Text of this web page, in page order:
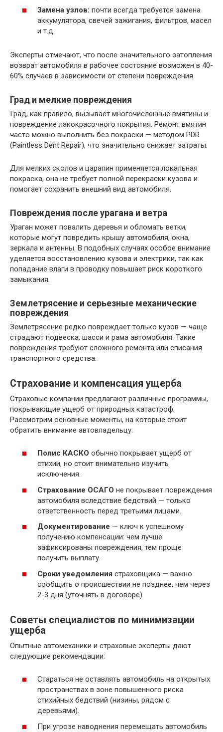
Замена узлов: почти всегда требуется замена
аккумулятора, свечей зажигания, фильтров, масел
и т.д.
Эксперты отмечают, что после значительного затопления
возврат автомобиля в рабочее состояние возможен в 40-
60% случаев в зависимости от степени повреждения.
Град и мелкие повреждения
Град, как правило, вызывает многочисленные вмятины и
повреждение лакокрасочного покрытия. Ремонт вмятин
часто можно выполнить без покраски — методом PDR
(Paintless Dent Repair), что значительно снижает затраты.
Для мелких сколов и царапин применяется локальная
покраска, она не требует полной перекраски кузова и
помогает сохранить внешний вид автомобиля.
Повреждения после урагана и ветра
Ураган может повалить деревья и обломать ветки,
которые могут повредить крышу автомобиля, окна,
зеркала и антенны. В подобных случаях особое внимание
уделяется восстановлению кузова и электрики, так как
попадание влаги в проводку повышает риск короткого
замыкания.
Землетрясение и серьезные механические
повреждения
Землетрясение редко повреждает только кузов — чаще
страдают подвеска, шасси и рама автомобиля. Такие
повреждения требуют сложного ремонта или списания
транспортного средства.
Страхование и компенсация ущерба
Страховые компании предлагают различные программы,
покрывающие ущерб от природных катастроф.
Рассмотрим основные моменты, на которые стоит
обратить внимание автовладельцу:
Полис КАСКО обычно покрывает ущерб от
стихии, но стоит внимательно изучить
исключения.
Страхование ОСАГО не покрывает повреждения
автомобиля вследствие бедствий — только
ответственность перед третьими лицами.
Документирование — ключ к успешному
получению компенсации: чем лучше
зафиксированы повреждения, тем проще
получить выплату.
Сроки уведомления страховщика — важно
сообщить о происшествии не позднее, чем через
2-3 дня (уточнять в договоре).
Советы специалистов по минимизации
ущерба
Опытные автомеханики и страховые эксперты дают
следующие рекомендации:
Стараться не оставлять автомобиль на открытых
пространствах в зоне повышенного риска
стихийных бедствий (низины, рядом с
деревьями).
При угрозе наводнения перемещать автомобиль